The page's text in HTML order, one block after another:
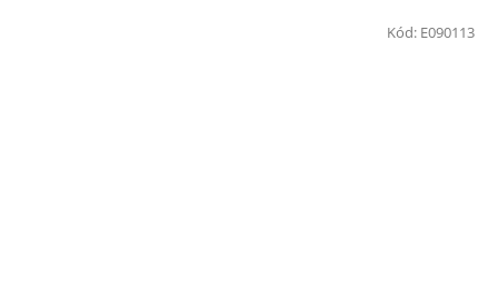
Kód: E090113